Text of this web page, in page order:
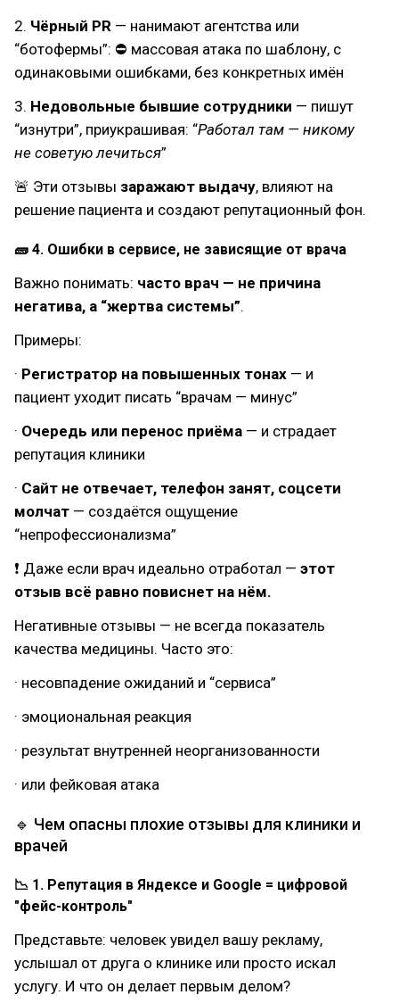
2. Чёрный PR — нанимают агентства или
“ботофермы”: ⛔ массовая атака по шаблону, с
одинаковыми ошибками, без конкретных имён
3. Недовольные бывшие сотрудники — пишут
“изнутри”, приукрашивая: “Работал там — никому
не советую лечиться”
🚨 Эти отзывы заражают выдачу, влияют на
решение пациента и создают репутационный фон.
🧱 4. Ошибки в сервисе, не зависящие от врача
Важно понимать: часто врач — не причина
негатива, а “жертва системы”.
Примеры:
· Регистратор на повышенных тонах — и
пациент уходит писать “врачам — минус”
· Очередь или перенос приёма — и страдает
репутация клиники
· Сайт не отвечает, телефон занят, соцсети
молчат — создаётся ощущение
“непрофессионализма”
❗ Даже если врач идеально отработал — этот
отзыв всё равно повиснет на нём.
Негативные отзывы — не всегда показатель
качества медицины. Часто это:
· несовпадение ожиданий и “сервиса”
· эмоциональная реакция
· результат внутренней неорганизованности
· или фейковая атака
🔹 Чем опасны плохие отзывы для клиники и
врачей
📉 1. Репутация в Яндексе и Google = цифровой
"фейс-контроль"
Представьте: человек увидел вашу рекламу,
услышал от друга о клинике или просто искал
услугу. И что он делает первым делом?